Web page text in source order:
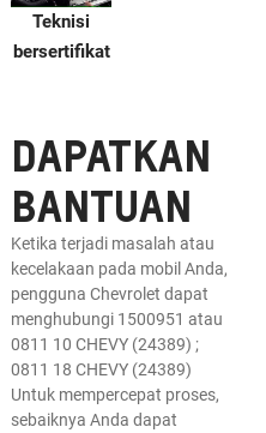
Teknisi
bersertifikat
DAPATKAN
BANTUAN
Ketika terjadi masalah atau
kecelakaan pada mobil Anda,
pengguna Chevrolet dapat
menghubungi 1500951 atau
0811 10 CHEVY (24389) ;
0811 18 CHEVY (24389)
Untuk mempercepat proses,
sebaiknya Anda dapat